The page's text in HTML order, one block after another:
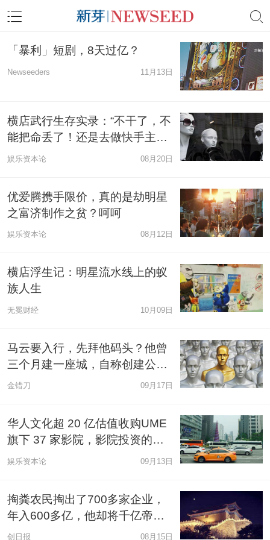
「暴利」短剧，8天过亿？
Newseeders 11月13日
横店武行生存实录：“不干了，不
能把命丢了！还是去做快手主播
吧！”
娱乐资本论 08月20日
优爱腾携手限价，真的是劫明星
之富济制作之贫？呵呵
娱乐资本论 08月12日
横店浮生记：明星流水线上的蚁
族人生
无冕财经 10月09日
马云要入行，先拜他码头？他曾
三个月建一座城，自称创建公司
700家
金错刀 09月17日
华人文化超 20 亿估值收购UME
旗下 37 家影院，影院投资的逻
辑正悄悄发生改变……
娱乐资本论 09月13日
掏粪农民掏出了700多家企业，
年入600多亿，他却将千亿帝国
拱手送人
创日报 08月15日